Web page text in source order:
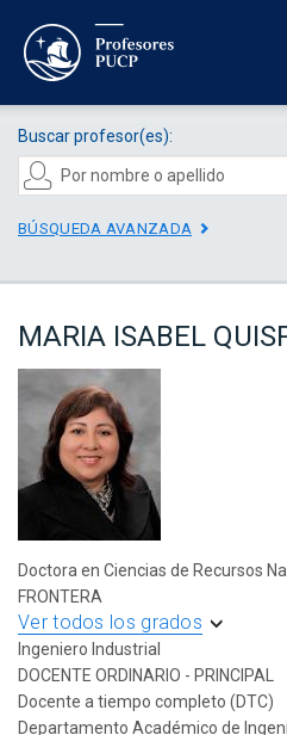
Buscar profesor(es):
BÚSQUEDA AVANZADA
MARIA ISABEL
Doctora en Ciencias de Recursos
FRONTERA
Ver todos los grados
Ingeniero Industrial
DOCENTE ORDINARIO - PRINCIPAL
Docente a tiempo completo (DTC)
Departamento Académico de